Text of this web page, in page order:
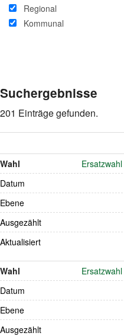
Regional
Kommunal
Suchergebnisse
201 Einträge gefunden.
Wahl
Datum
Ebene
Ausgezählt
Aktualisiert
Wahl
Datum
Ebene
Ausgezählt